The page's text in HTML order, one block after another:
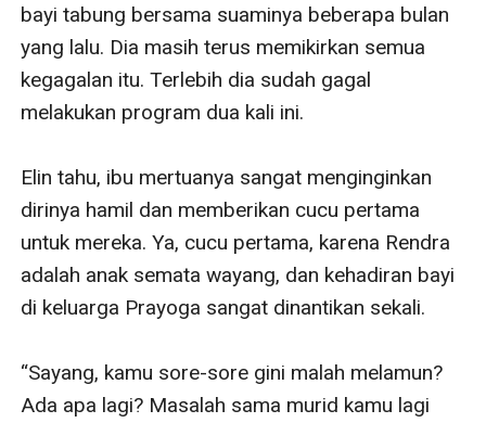
bayi tabung bersama suaminya beberapa bulan
yang lalu. Dia masih terus memikirkan semua
kegagalan itu. Terlebih dia sudah gagal
melakukan program dua kali ini.
Elin tahu, ibu mertuanya sangat menginginkan
dirinya hamil dan memberikan cucu pertama
untuk mereka. Ya, cucu pertama, karena Rendra
adalah anak semata wayang, dan kehadiran bayi
di keluarga Prayoga sangat dinantikan sekali.
“Sayang, kamu sore-sore gini malah melamun?
Ada apa lagi? Masalah sama murid kamu lagi